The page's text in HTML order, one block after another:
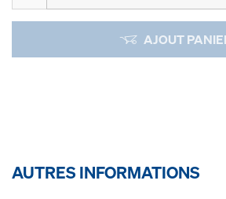
AJOUT
AUTRES INFORMATIONS